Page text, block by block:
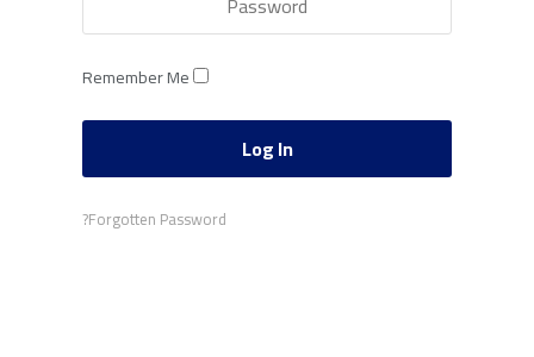
Remember Me
Forgotten Password?